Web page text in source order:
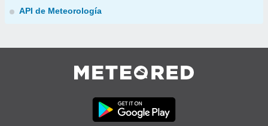
API de Meteorología